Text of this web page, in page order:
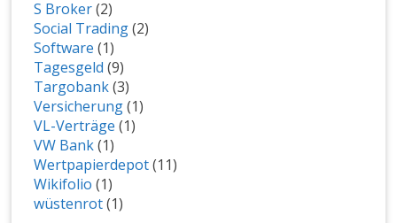
S Broker(2)
Social Trading(2)
Software (1)
Tagesgeld (9)
Targobank(3)
Versicherung(1)
VL-Verträge (1)
VW Bank(1)
Wertpapierdepot(11)
Wikifolio (1)
wüstenrot(1)